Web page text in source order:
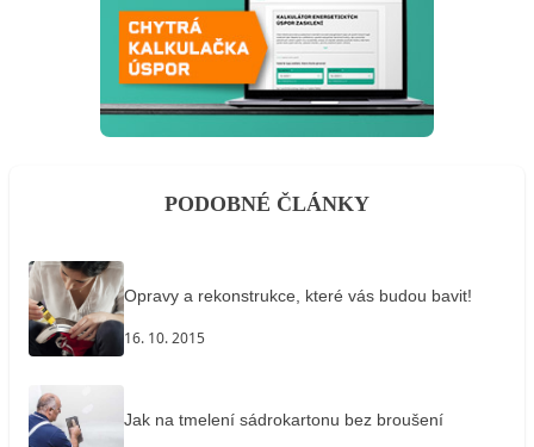
PODOBNÉ ČLÁNKY
Opravy a rekonstrukce, které vás budou bavit!
16. 10. 2015
Jak na tmelení sádrokartonu bez broušení